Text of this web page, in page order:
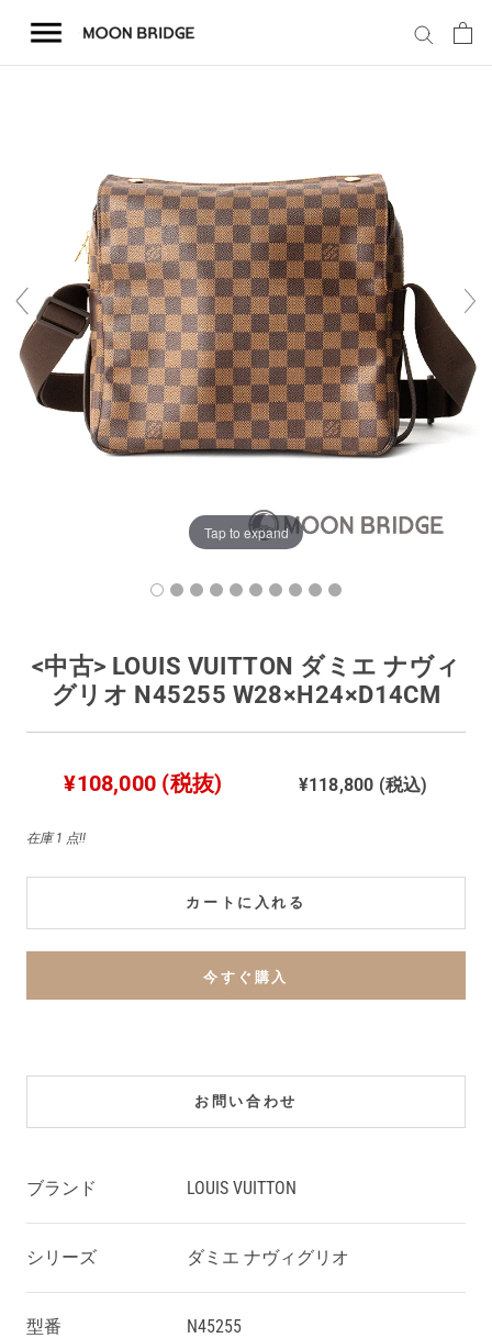
テ
会社概要
事業内容
店舗案内
お問い合わせ
Tap to expand
<中古> LOUIS VUITTON ダミエ ナヴィ
グリオ N45255 W28×H24×D14CM
¥108,000 (税抜) ¥118,800 (税込)
在庫 1 点!!
カートに入れる
今すぐ購入
お問い合わせ
ブランド LOUIS VUITTON
シリーズ ダミエ ナヴィグリオ
型番 N45255